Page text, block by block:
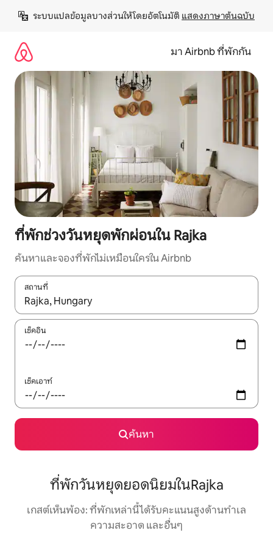
เนื้อหา
ระบบแปลข้อมูลบางส่วนให้โดยอัตโนมัติ แสดงภาษาต้นฉบับ
มา Airbnb ที่พักกัน
ที่พักช่วงวันหยุดพักผ่อนใน Rajka
ค้นหาและจองที่พักไม่เหมือนใครใน Airbnb
สถานที่
ใช้ลูกศรขึ้นลง หรือใช้การสัมผัสหรือปัด เพื่อสำรวจผลการค้นหา
เช็คอิน
เช็คเอาท์
ค้นหา
ที่พักวันหยุดยอดนิยมในRajka
เกสต์เห็นพ้อง: ที่พักเหล่านี้ได้รับคะแนนสูงด้านทำเล
ความสะอาด และอื่นๆ